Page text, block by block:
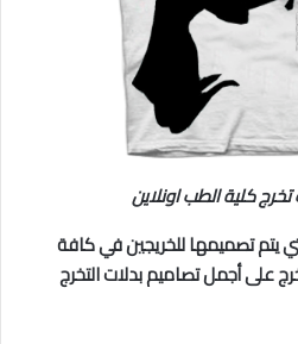
كلية الطب اونلاين
يتم تصميمها للخريجين في كافة
على أجمل تصاميم بدلات التخرج